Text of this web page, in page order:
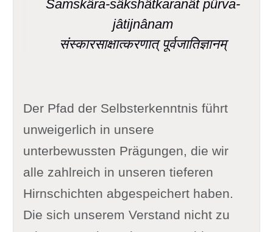
Samskâra-sâkshâtkaranât pûrva-
jâtijnânam
संस्कारसाक्षात्करणात् पूर्वजातिज्ञानम्
Der Pfad der Selbsterkenntnis führt
unweigerlich in unsere
unterbewussten Prägungen, die wir
alle zahlreich in unseren tieferen
Hirnschichten abgespeichert haben.
Die sich unserem Verstand nicht zu